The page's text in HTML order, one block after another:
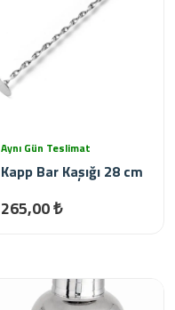
Aynı Gün Teslimat
Kapp Bar Kaşığı 28 cm
265,00 ₺